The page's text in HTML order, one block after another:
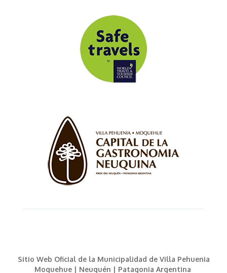
Sitio Web Oficial de la Municipalidad de Villa Pehuenia
Moquehue | Neuquén | Patagonia Argentina